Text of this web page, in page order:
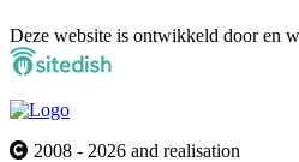
Deze website is ontwikkeld door en
2008 - 2026 and realisation